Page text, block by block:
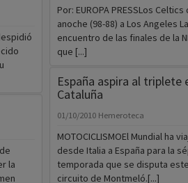
la
Por: EUROPA PRESSLos
anoche (98-88) a Los Angeles
encuentro de las finales de la
que [...]
España aspira al triplete
Cataluña
01/10/2010 Hemeroteca
MOTOCICLISMOEl Mundial ha
desde Italia a España para la
temporada que se disputa
circuito de Montmeló.[...]